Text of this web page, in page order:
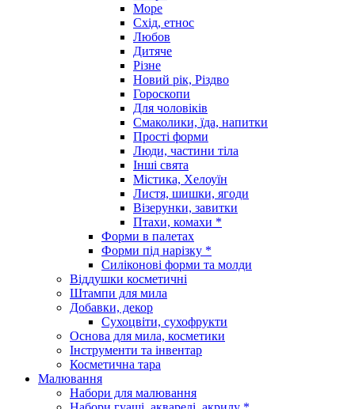
Море
Схід, етнос
Любов
Дитяче
Різне
Новий рік, Різдво
Гороскопи
Для чоловіків
Смаколики, їда, напитки
Прості форми
Люди, частини тіла
Інші свята
Містика, Хелоуїн
Листя, шишки, ягоди
Візерунки, завитки
Птахи, комахи *
Форми в палетах
Форми під нарізку *
Силіконові форми та молди
Віддушки косметичні
Штампи для мила
Добавки, декор
Сухоцвіти, сухофрукти
Основа для мила, косметики
Інструменти та інвентар
Косметична тара
Малювання
Набори для малювання